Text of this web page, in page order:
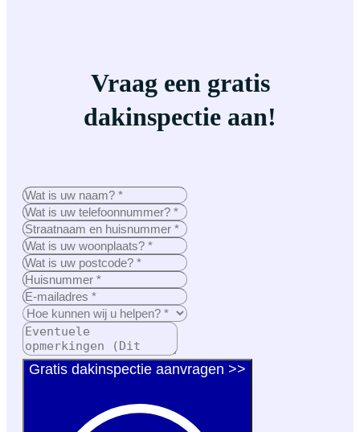
Vraag een gratis
dakinspectie aan!
Gratis dakinspectie aanvragen >>